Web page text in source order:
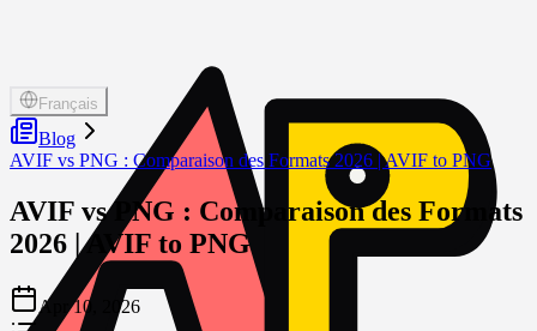
Français
Blog
AVIF vs PNG : Comparaison des Formats 2026 | AVIF to PNG
AVIF vs PNG : Comparaison des Formats
2026 | AVIF to PNG
Apr 10, 2026